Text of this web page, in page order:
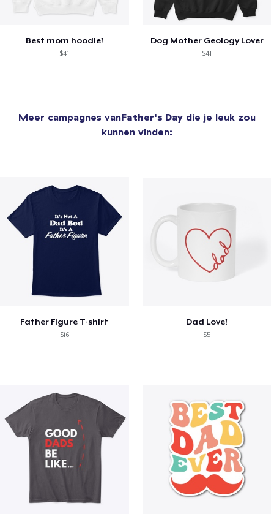
Best mom hoodie!
$41
Dog Mother Geology Lover
$41
Meer campagnes vanFather's Day die je leuk zou
kunnen vinden:
Father Figure T-shirt
$16
Dad Love!
$5